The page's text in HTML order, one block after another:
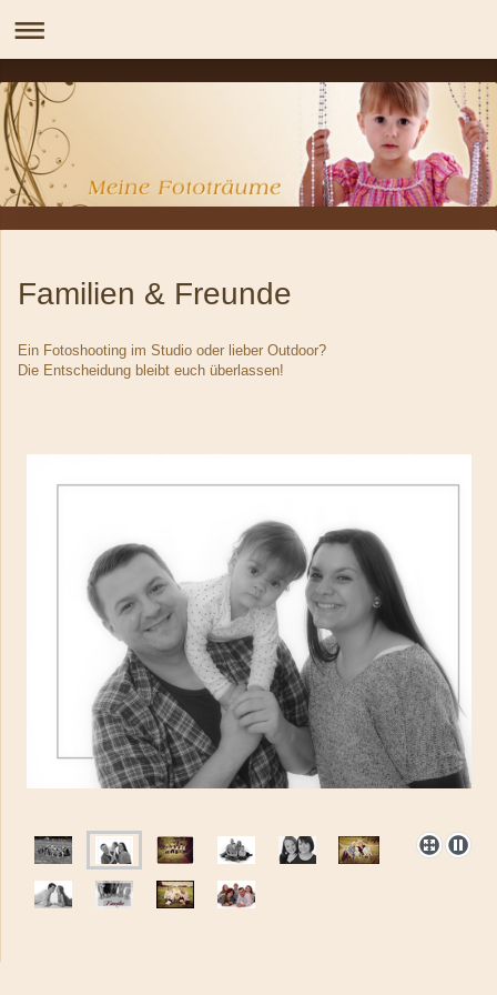
Familien & Freunde
Ein Fotoshooting im Studio oder lieber Outdoor?
Die Entscheidung bleibt euch überlassen!